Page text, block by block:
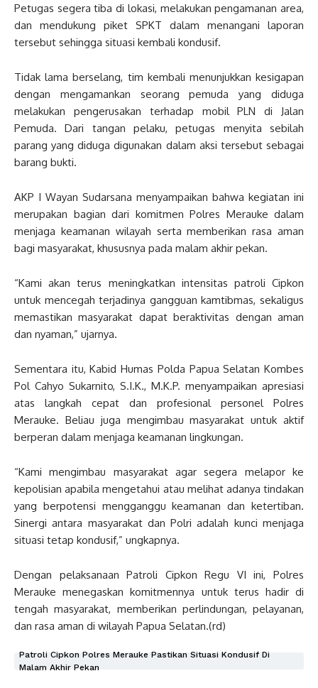
Petugas segera tiba di lokasi, melakukan pengamanan area,
dan mendukung piket SPKT dalam menangani laporan
tersebut sehingga situasi kembali kondusif.
Tidak lama berselang, tim kembali menunjukkan kesigapan
dengan mengamankan seorang pemuda yang diduga
melakukan pengerusakan terhadap mobil PLN di Jalan
Pemuda. Dari tangan pelaku, petugas menyita sebilah
parang yang diduga digunakan dalam aksi tersebut sebagai
barang bukti.
AKP I Wayan Sudarsana menyampaikan bahwa kegiatan ini
merupakan bagian dari komitmen Polres Merauke dalam
menjaga keamanan wilayah serta memberikan rasa aman
bagi masyarakat, khususnya pada malam akhir pekan.
“Kami akan terus meningkatkan intensitas patroli Cipkon
untuk mencegah terjadinya gangguan kamtibmas, sekaligus
memastikan masyarakat dapat beraktivitas dengan aman
dan nyaman,” ujarnya.
Sementara itu, Kabid Humas Polda Papua Selatan Kombes
Pol Cahyo Sukarnito, S.I.K., M.K.P. menyampaikan apresiasi
atas langkah cepat dan profesional personel Polres
Merauke. Beliau juga mengimbau masyarakat untuk aktif
berperan dalam menjaga keamanan lingkungan.
“Kami mengimbau masyarakat agar segera melapor ke
kepolisian apabila mengetahui atau melihat adanya tindakan
yang berpotensi mengganggu keamanan dan ketertiban.
Sinergi antara masyarakat dan Polri adalah kunci menjaga
situasi tetap kondusif,” ungkapnya.
Dengan pelaksanaan Patroli Cipkon Regu VI ini, Polres
Merauke menegaskan komitmennya untuk terus hadir di
tengah masyarakat, memberikan perlindungan, pelayanan,
dan rasa aman di wilayah Papua Selatan.(rd)
Patroli Cipkon Polres Merauke Pastikan Situasi Kondusif Di
Malam Akhir Pekan